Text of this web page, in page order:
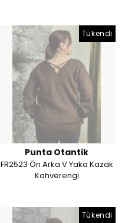
Tükendi
Punta Otantik
FR2523 Ön Arka V Yaka Kazak
Kahverengi
Tükendi